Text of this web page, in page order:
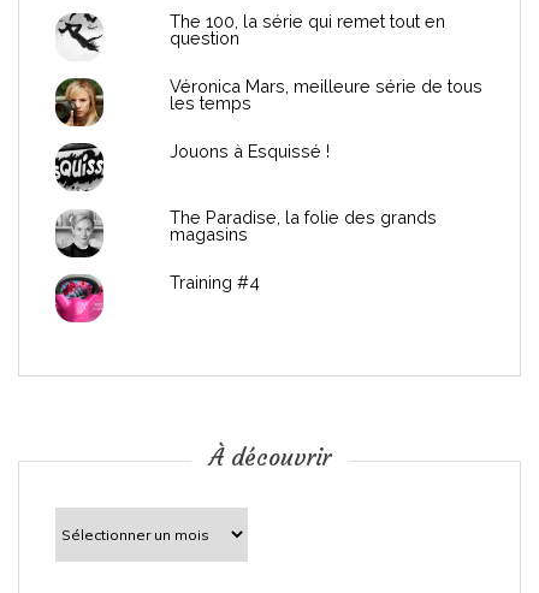
c
The 100, la série qui remet tout en
question
Véronica Mars, meilleure série de tous
les temps
Jouons à Esquissé !
The Paradise, la folie des grands
magasins
Training #4
À découvrir
découvrir